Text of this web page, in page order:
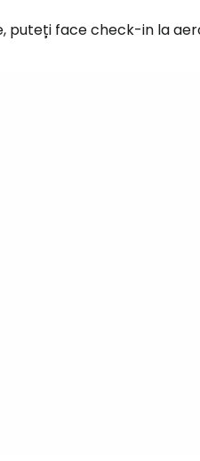
puteți face check-in la